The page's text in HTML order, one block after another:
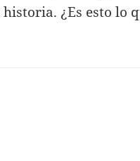
¿Es esto lo